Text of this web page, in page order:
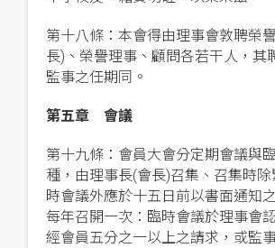
第十八條：本會得由理事會敦聘榮
長)、榮譽理事、顧問各若干人 ，其
監事之任期同。
第五章 會議
第十九條：會員大會分定期會議與
種，由理事長(會長)召集、召集時
時會議外應於十五日前以書面通知
每年召開一次：臨時會議於理事會
經會員五分之一以上之請求，或監